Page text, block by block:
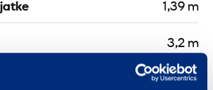
1,39 m
3,2 m